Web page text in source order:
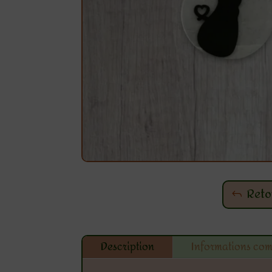
Description
Informations